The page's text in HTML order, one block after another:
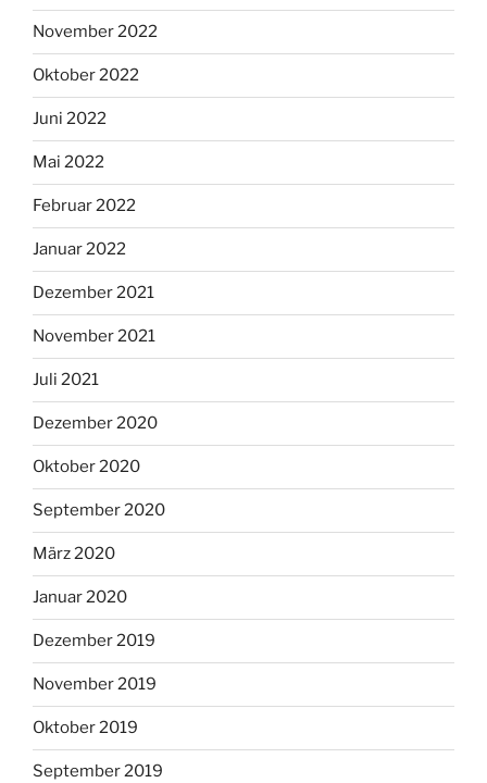
November 2022
Oktober 2022
Juni 2022
Mai 2022
Februar 2022
Januar 2022
Dezember 2021
November 2021
Juli 2021
Dezember 2020
Oktober 2020
September 2020
März 2020
Januar 2020
Dezember 2019
November 2019
Oktober 2019
September 2019